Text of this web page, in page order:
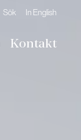
Sök In English
Kontakt